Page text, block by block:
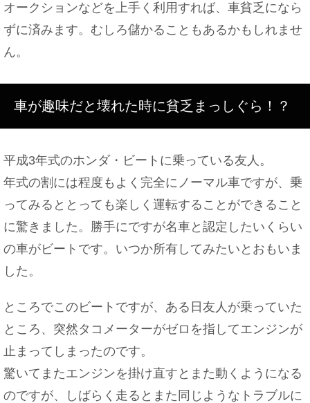
日本の国旗「日の丸」。その色と形に込められた意
味を知ろう
神主がお祓いで使う棒や道具の名前と意味とは
和室に布団の敷きっぱなしはダメ？敷くポイントと
カビ対策
オークションなどを上手く利用すれば、車貧乏になら
ずに済みます。むしろ儲かることもあるかもしれませ
ん。
車が趣味だと壊れた時に貧乏まっしぐら！？
平成3年式のホンダ・ビートに乗っている友人。
年式の割には程度もよく完全にノーマル車ですが、乗
ってみるととっても楽しく運転することができること
に驚きました。勝手にですが名車と認定したいくらい
の車がビートです。いつか所有してみたいとおもいま
した。
ところでこのビートですが、ある日友人が乗っていた
ところ、突然タコメーターがゼロを指してエンジンが
止まってしまったのです。
驚いてまたエンジンを掛け直すとまた動くようになる
のですが、しばらく走るとまた同じようなトラブルに